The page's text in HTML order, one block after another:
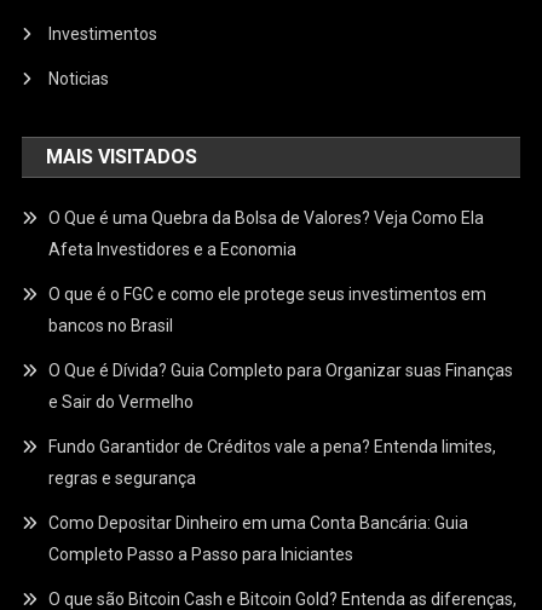
Investimentos
Noticias
MAIS VISITADOS
O Que é uma Quebra da Bolsa de Valores? Veja Como Ela
Afeta Investidores e a Economia
O que é o FGC e como ele protege seus investimentos em
bancos no Brasil
O Que é Dívida? Guia Completo para Organizar suas Finanças
e Sair do Vermelho
Fundo Garantidor de Créditos vale a pena? Entenda limites,
regras e segurança
Como Depositar Dinheiro em uma Conta Bancária: Guia
Completo Passo a Passo para Iniciantes
O que são Bitcoin Cash e Bitcoin Gold? Entenda as diferenças,